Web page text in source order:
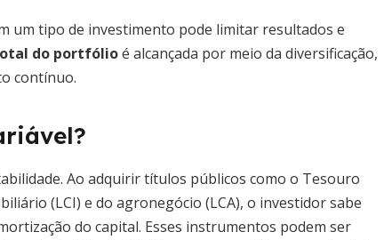
um tipo de investimento pode limitar resultados e
do portfólioé alcançada por meio da diversificação,
contínuo.
Ao adquirir títulos públicos como o Tesouro
(LCI) e do agronegócio (LCA), o investidor sabe
do capital. Esses instrumentos podem ser